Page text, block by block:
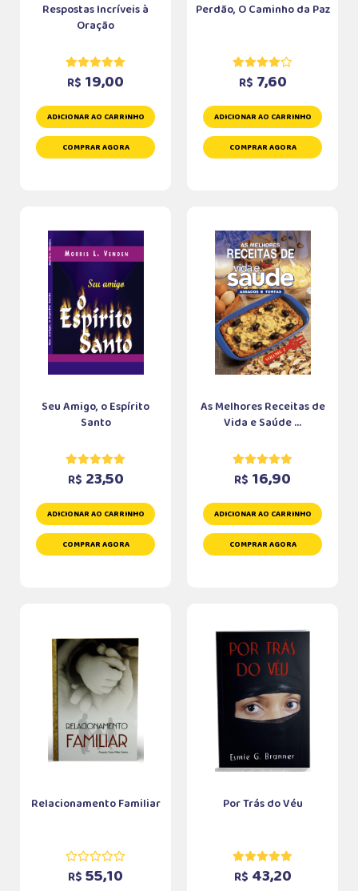
Respostas Incríveis à
Oração
R$ 19,00
ADICIONAR AO CARRINHO
COMPRAR AGORA
Perdão, O Caminho da Paz
R$ 7,60
ADICIONAR AO CARRINHO
COMPRAR AGORA
Seu Amigo, o Espírito
Santo
R$ 23,50
ADICIONAR AO CARRINHO
COMPRAR AGORA
As Melhores Receitas de
Vida e Saúde ...
R$ 16,90
ADICIONAR AO CARRINHO
COMPRAR AGORA
Relacionamento Familiar
R$ 55,10
Por Trás do Véu
R$ 43,20